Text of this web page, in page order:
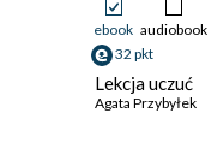
ebook audiobook
32 pkt
Lekcja uczuć
Agata Przybyłek